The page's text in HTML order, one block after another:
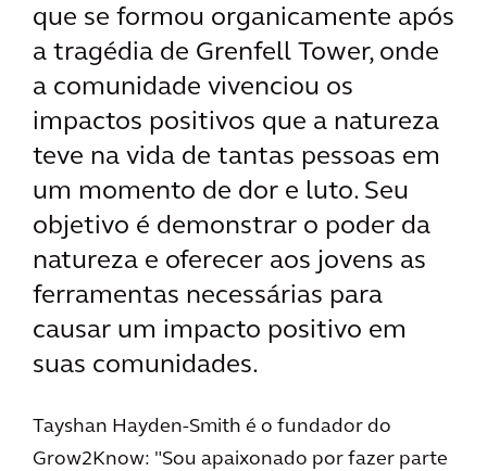
que se formou organicamente após
a tragédia de Grenfell Tower, onde
a comunidade vivenciou os
impactos positivos que a natureza
teve na vida de tantas pessoas em
um momento de dor e luto. Seu
objetivo é demonstrar o poder da
natureza e oferecer aos jovens as
ferramentas necessárias para
causar um impacto positivo em
suas comunidades.
Tayshan Hayden-Smith é o fundador do
Grow2Know: "Sou apaixonado por fazer parte